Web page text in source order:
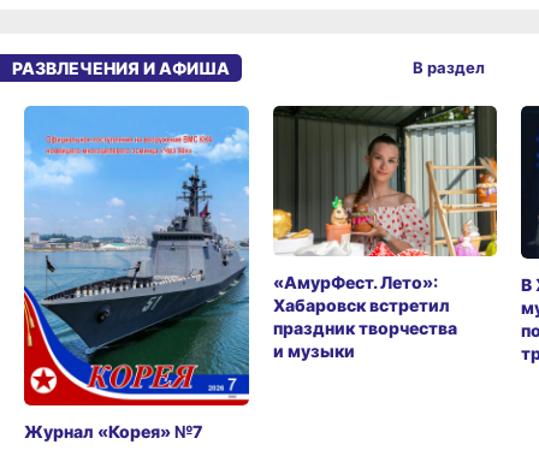
РАЗВЛЕЧЕНИЯ И АФИША
Журнал «Корея» №7
«АмурФест. Лето»:
Хабаровск встретил
праздник творчества
и музыки
В
В раздел